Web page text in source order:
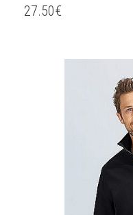
27.50€